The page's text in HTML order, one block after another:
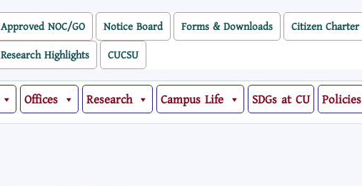
Approved NOC/GO Notice Board Forms & Downloads Citizen Charter
Research Highlights
CUCSU
Offices Research Campus Life SDGs at CU Policies